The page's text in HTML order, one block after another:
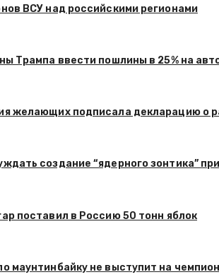
ВСУ над российскими регионами
Трампа ввести пошлины в 25% на
желающих подписала декларацию о
создание “ядерного зонтика”
поставил в Россию 50 тонн яблок
маунтинбайку не выступит на